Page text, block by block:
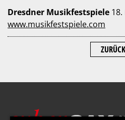
Dresdner Musikfestspiele 18.
www.musikfestspiele.com
ZURÜCK